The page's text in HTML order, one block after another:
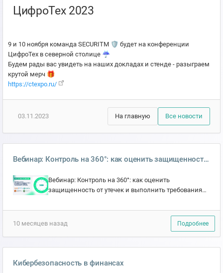
ЦифроТех 2023
9 и 10 ноября команда SECURITM 🛡 будет на конференции
ЦифроТех в северной столице ☔️
Будем рады вас увидеть на наших докладах и стенде - разыграем
крутой мерч 🎁
https://ctexpo.ru/
03.11.2023 На главную Все новости
Вебинар: Контроль на 360°: как оценить защищенность
Вебинар: Контроль на 360°: как оценить
защищенность от утечек и выполнить требования
требования предписыва...
10 месяцев назад
Подробнее
Кибербезопасность в финансах